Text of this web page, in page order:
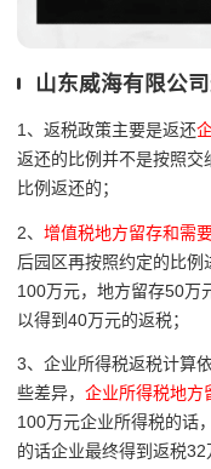
山东威海有限公
1、返税政策主要是返还
返还的比例并不是按照交
比例返还的；
2、 增值税地方留存和需
后园区再按照约定的比
100万元，地方留存50万
以得到40万元的返税；
3、企业所得税返税计算
些差异， 企业所得税地方
100万元企业所得税的话
的话企业最终得到返税32